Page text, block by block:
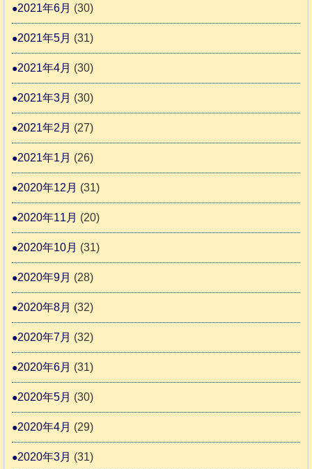
2021年6月 (30)
2021年5月 (31)
2021年4月 (30)
2021年3月 (30)
2021年2月 (27)
2021年1月 (26)
2020年12月 (31)
2020年11月 (20)
2020年10月 (31)
2020年9月 (28)
2020年8月 (32)
2020年7月 (32)
2020年6月 (31)
2020年5月 (30)
2020年4月 (29)
2020年3月 (31)